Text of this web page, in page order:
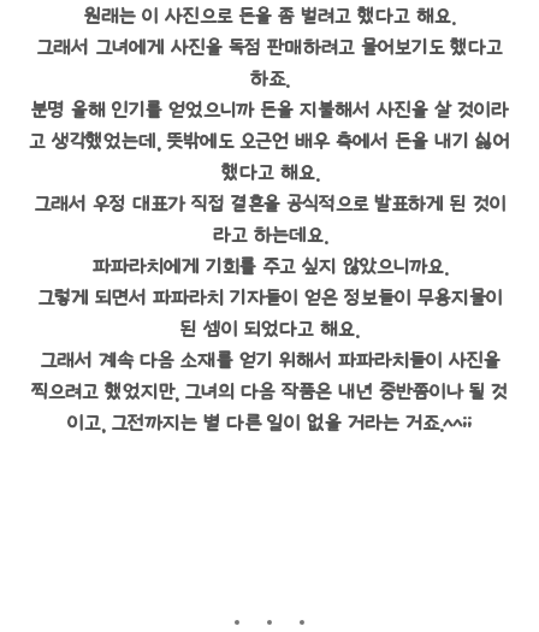
원래는 이 사진으로 돈을 좀 벌려고 했다고 해요.
그래서 그녀에게 사진을 독점 판매하려고 물어보기도 했다고
하죠.
분명 올해 인기를 얻었으니까 돈을 지불해서 사진을 살 것이라
고 생각했었는데, 뜻밖에도 오근언 배우 측에서 돈을 내기 싫어
했다고 해요.
그래서 우정 대표가 직접 결혼을 공식적으로 발표하게 된 것이
라고 하는데요.
파파라치에게 기회를 주고 싶지 않았으니까요.
그렇게 되면서 파파라치 기자들이 얻은 정보들이 무용지물이
된 셈이 되었다고 해요.
그래서 계속 다음 소재를 얻기 위해서 파파라치들이 사진을
찍으려고 했었지만, 그녀의 다음 작품은 내년 중반쯤이나 될 것
이고, 그전까지는 별 다른 일이 없을 거라는 거죠.^^;;